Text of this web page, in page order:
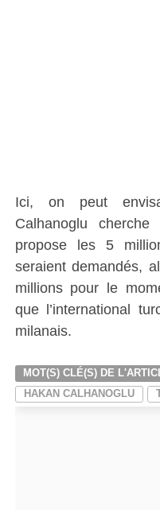
Ici, on peut
Calhanoglu
propose les 5
seraient demandés,
millions pour le
que l’international
milanais.
MOT(S) CLÉ(S) DE
HAKAN CALHANOGLU